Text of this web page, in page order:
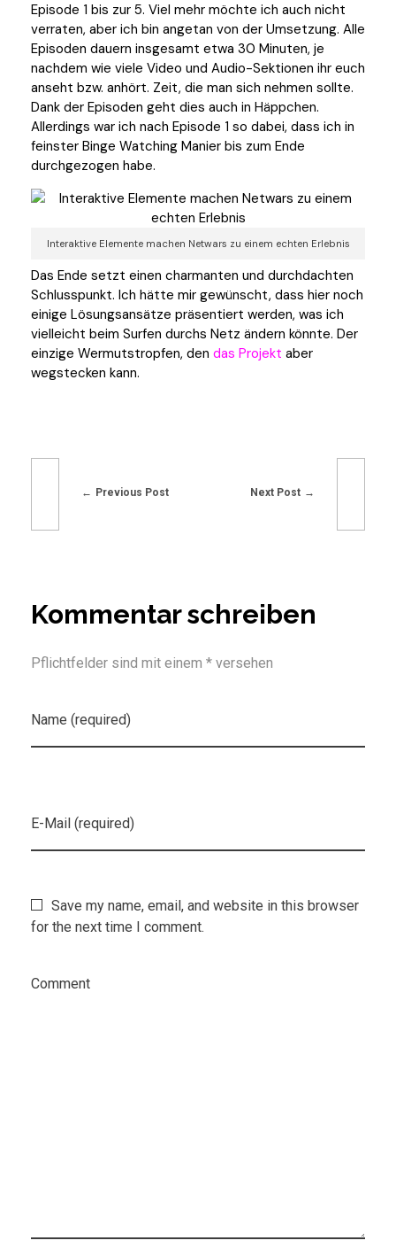
Episode 1 bis zur 5. Viel mehr möchte ich auch nicht
verraten, aber ich bin angetan von der Umsetzung. Alle
Episoden dauern insgesamt etwa 30 Minuten, je
nachdem wie viele Video und Audio-Sektionen ihr euch
anseht bzw. anhört. Zeit, die man sich nehmen sollte.
Dank der Episoden geht dies auch in Häppchen.
Allerdings war ich nach Episode 1 so dabei, dass ich in
feinster Binge Watching Manier bis zum Ende
durchgezogen habe.
Interaktive Elemente machen Netwars zu einem echten Erlebnis
Das Ende setzt einen charmanten und durchdachten
Schlusspunkt. Ich hätte mir gewünscht, dass hier noch
einige Lösungsansätze präsentiert werden, was ich
vielleicht beim Surfen durchs Netz ändern könnte. Der
einzige Wermutstropfen, den das Projekt aber
wegstecken kann.
Previous Post Next Post
Kommentar schreiben
Pflichtfelder sind mit einem * versehen
Name (required)
E-Mail (required)
Save my name, email, and website in this browser
for the next time I comment.
Comment